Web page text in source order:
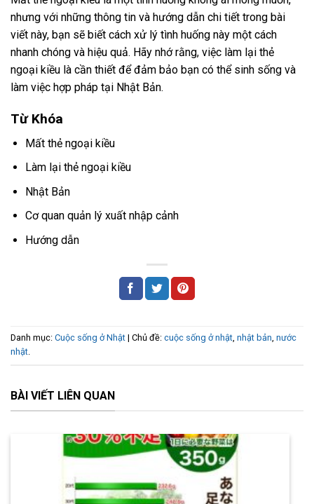
nhưng với những thông tin và hướng dẫn chi tiết trong bài
viết này, bạn sẽ biết cách xử lý tình huống này một cách
nhanh chóng và hiệu quả. Hãy nhớ rằng, việc làm lại thẻ
ngoại kiều là cần thiết để đảm bảo bạn có thể sinh sống và
làm việc hợp pháp tại Nhật Bản.
Từ Khóa
Mất thẻ ngoại kiều
Làm lại thẻ ngoại kiều
Nhật Bản
Cơ quan quản lý xuất nhập cảnh
Hướng dẫn
Danh mục: Cuộc sống ở Nhật | Chủ đề: cuộc sống ở nhật, nhật bản, nước
nhật.
BÀI VIẾT LIÊN QUAN